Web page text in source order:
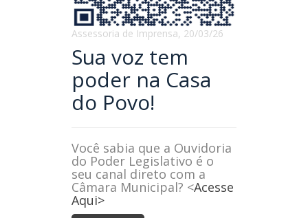
Assessoria de Imprensa, 20/03/26
Sua voz tem
poder na Casa
do Povo!
Você sabia que a Ouvidoria
do Poder Legislativo é o
seu canal direto com a
Câmara Municipal? <Acesse
Aqui>